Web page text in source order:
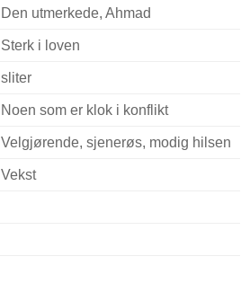
Den utmerkede, Ahmad
Sterk i loven
sliter
Noen som er klok i konflikt
Velgjørende, sjenerøs, modig hilsen
Vekst